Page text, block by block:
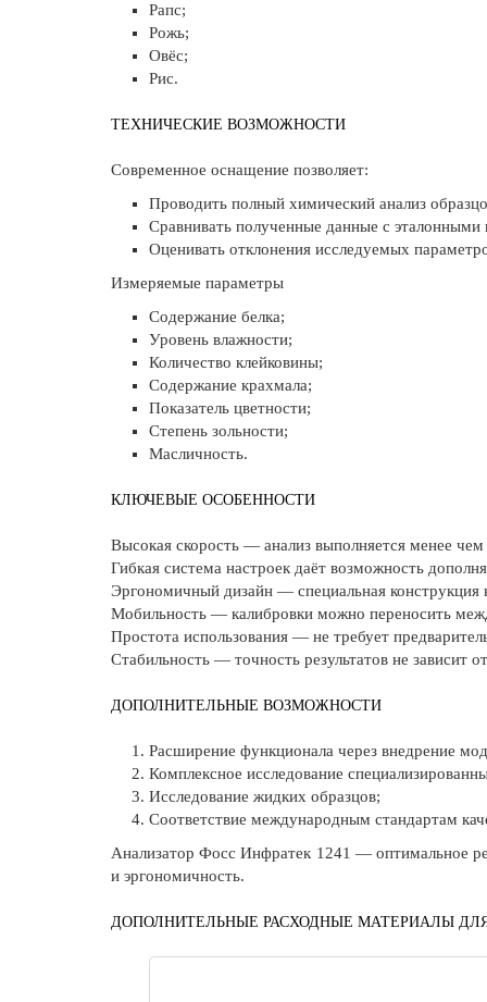
Рапс;
Рожь;
Овёс;
Рис.
ТЕХНИЧЕСКИЕ ВОЗМОЖНОСТИ
Современное оснащение позволяет:
Проводить полный химический анализ
Сравнивать полученные данные с эталонными
Оценивать отклонения исследуемых
Измеряемые параметры
Содержание белка;
Уровень влажности;
Количество клейковины;
Содержание крахмала;
Показатель цветности;
Степень зольности;
Масличность.
КЛЮЧЕВЫЕ ОСОБЕННОСТИ
Высокая скорость — анализ выполняется менее
Гибкая система настроек даёт возможность
Эргономичный дизайн — специальная конструкция
Мобильность — калибровки можно переносить
Простота использования — не требует
Стабильность — точность результатов не зависит
ДОПОЛНИТЕЛЬНЫЕ ВОЗМОЖНОСТИ
Расширение функционала через внедрение
Комплексное исследование
Исследование жидких образцов;
Соответствие международным стандартам
Анализатор Фосс Инфратек 1241 — оптимальное
и эргономичность.
ДОПОЛНИТЕЛЬНЫЕ РАСХОДНЫЕ МАТЕРИАЛЫ